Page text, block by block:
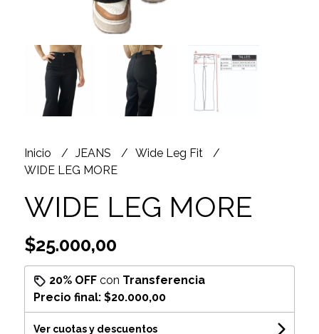
Inicio JEANS
Wide Leg Fit
WIDE LEG MORE
WIDE LEG MORE
$25.000,00
20% OFFcon Transferencia
Precio final: $20.000,00
Ver cuotas y descuentos